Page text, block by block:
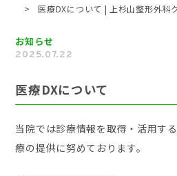
医療DXについて | 上杉山整形外科
お知らせ
2025.07.22
医療DXについて
当院では診療情報を取得・活用す
療の提供に努めております。